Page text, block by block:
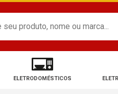
ELETRODOMÉSTICOS